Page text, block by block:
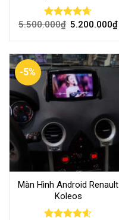
Rated4.64
5.500.000₫ 5.200.000₫
-5%
Màn Hình Android Renault
Koleos